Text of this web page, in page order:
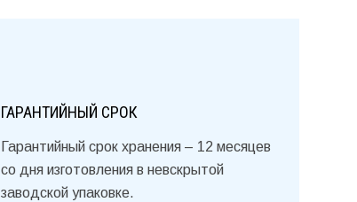
ГАРАНТИЙНЫЙ СРОК
Гарантийный срок хранения – 12 месяцев
со дня изготовления в невскрытой
заводской упаковке.